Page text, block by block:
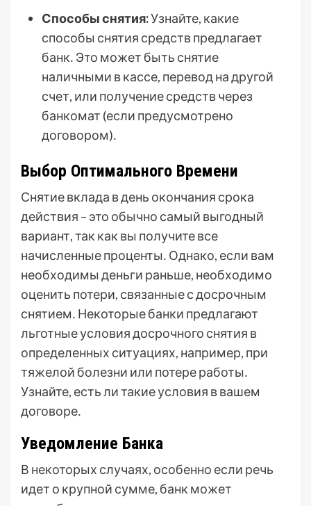
Способы снятия:Узнайте, какие
способы снятия средств предлагает
банк․ Это может быть снятие
наличными в кассе, перевод на другой
счет, или получение средств через
банкомат (если предусмотрено
договором)․
Выбор Оптимального Времени
Снятие вклада в день окончания срока
действия – это обычно самый выгодный
вариант, так как вы получите все
начисленные проценты․ Однако, если вам
необходимы деньги раньше, необходимо
оценить потери, связанные с досрочным
снятием․ Некоторые банки предлагают
льготные условия досрочного снятия в
определенных ситуациях, например, при
тяжелой болезни или потере работы․
Узнайте, есть ли такие условия в вашем
договоре․
Уведомление Банка
В некоторых случаях, особенно если речь
идет о крупной сумме, банк может